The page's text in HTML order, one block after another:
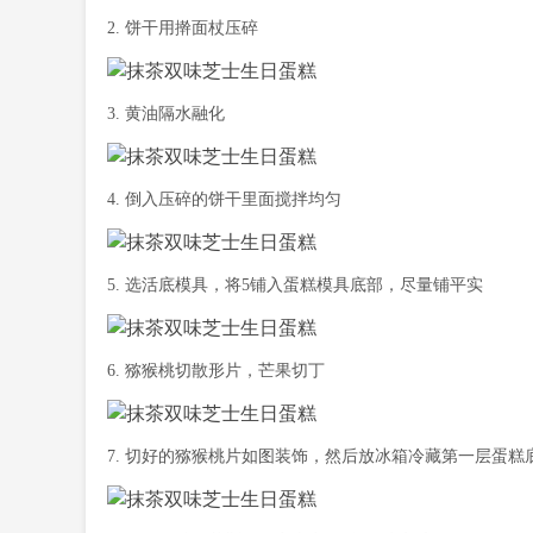
2. 饼干用擀面杖压碎
3. 黄油隔水融化
4. 倒入压碎的饼干里面搅拌均匀
5. 选活底模具，将5铺入蛋糕模具底部，尽量铺平实
6. 猕猴桃切散形片，芒果切丁
7. 切好的猕猴桃片如图装饰，然后放冰箱冷藏第一层蛋糕